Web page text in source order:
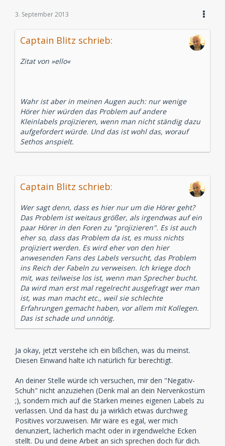
3. September 2013
Captain Blitz schrieb:
Zitat von »ello«
Wahr ist aber in meinen Augen auch: nur wenige
Hörer hier würden das Problem auf andere
Kleinlabels projizieren, wenn man nicht ständig dazu
aufgefordert würde. Und das ist wohl das, worauf
Sethos anspielt.
Captain Blitz schrieb:
Wer sagt denn, dass es hier nur um die Hörer geht?
Das Problem ist weitaus größer, als irgendwas auf ein
paar Hörer in den Foren zu "projizieren". Es ist auch
eher so, dass das Problem da ist, es muss nichts
projiziert werden. Es wird eher von den hier
anwesenden Fans des Labels versucht, das Problem
ins Reich der Fabeln zu verweisen. Ich kriege doch
mit, was teilweise los ist, wenn man Sprecher bucht.
Da wird man erst mal regelrecht ausgefragt wer man
ist, was man macht etc., weil sie schlechte
Erfahrungen gemacht haben, vor allem mit Kollegen.
Das ist schade und unnötig.
Ja okay, jetzt verstehe ich ein bißchen, was du meinst.
Diesen Einwand halte ich natürlich für berechtigt.
An deiner Stelle würde ich versuchen, mir den "Negativ-
Schuh" nicht anzuziehen (Denk mal an dein Nervenkostüm
;), sondern mich auf die Stärken meines eigenen Labels zu
verlassen. Und da hast du ja wirklich etwas durchweg
Positives vorzuweisen. Mir wäre es egal, wer mich
denunziert, lächerlich macht oder in irgendwelche Ecken
stellt. Du und deine Arbeit an sich sprechen doch für dich.